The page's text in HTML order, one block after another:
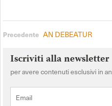
Precedente AN DEBEATUR
Iscriviti alla newsletter
per avere contenuti esclusivi in